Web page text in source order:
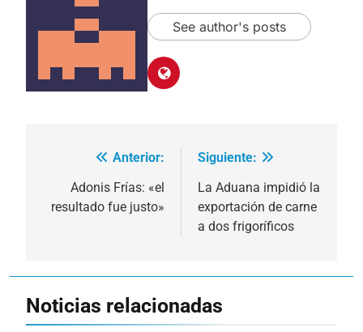
See author's posts
Navegación
Anterior:
Adonis Frías: «el
resultado fue justo»
Siguiente:
La Aduana impidió la
exportación de carne
a dos frigoríficos
Noticias relacionadas